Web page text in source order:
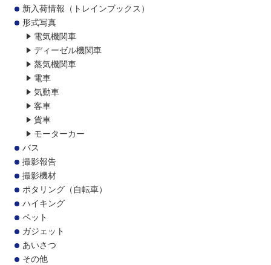
新入荷情報（トレインブックス）
形式写真
電気機関車
ディーゼル機関車
蒸気機関車
電車
気動車
客車
貨車
モーターカー
バス
撮影報告
撮影機材
ポタリング（自転車）
ハイキング
ペット
ガジェット
あいさつ
その他